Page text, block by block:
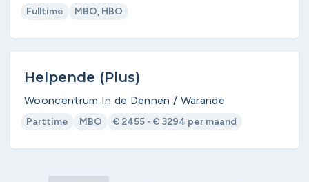
Fulltime MBO, HBO
Helpende (Plus)
Wooncentrum In de Dennen / Warande
Parttime MBO € 2455 - € 3294 per maand